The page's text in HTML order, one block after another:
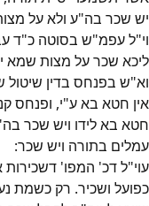
יש שכר בה"ע ולא על
וי"ל עפמ"ש בסוטה כ"ד
ליכא שכר על מצות שמא
וא"ש בפנחס בדין
אין חטא בא ע"י, ופנחס
חטא בא לידו ויש שכר
עמלים בתורה ויש שכר:
עוי"ל דכ' המפו'
כפועל ושכיר. רק כשמת